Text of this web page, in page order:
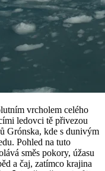
vrcholem celého
ledovci tě přivezou
Grónska, kde s dunivým
Pohled na tuto
směs pokory, úžasu
a čaj, zatímco krajina